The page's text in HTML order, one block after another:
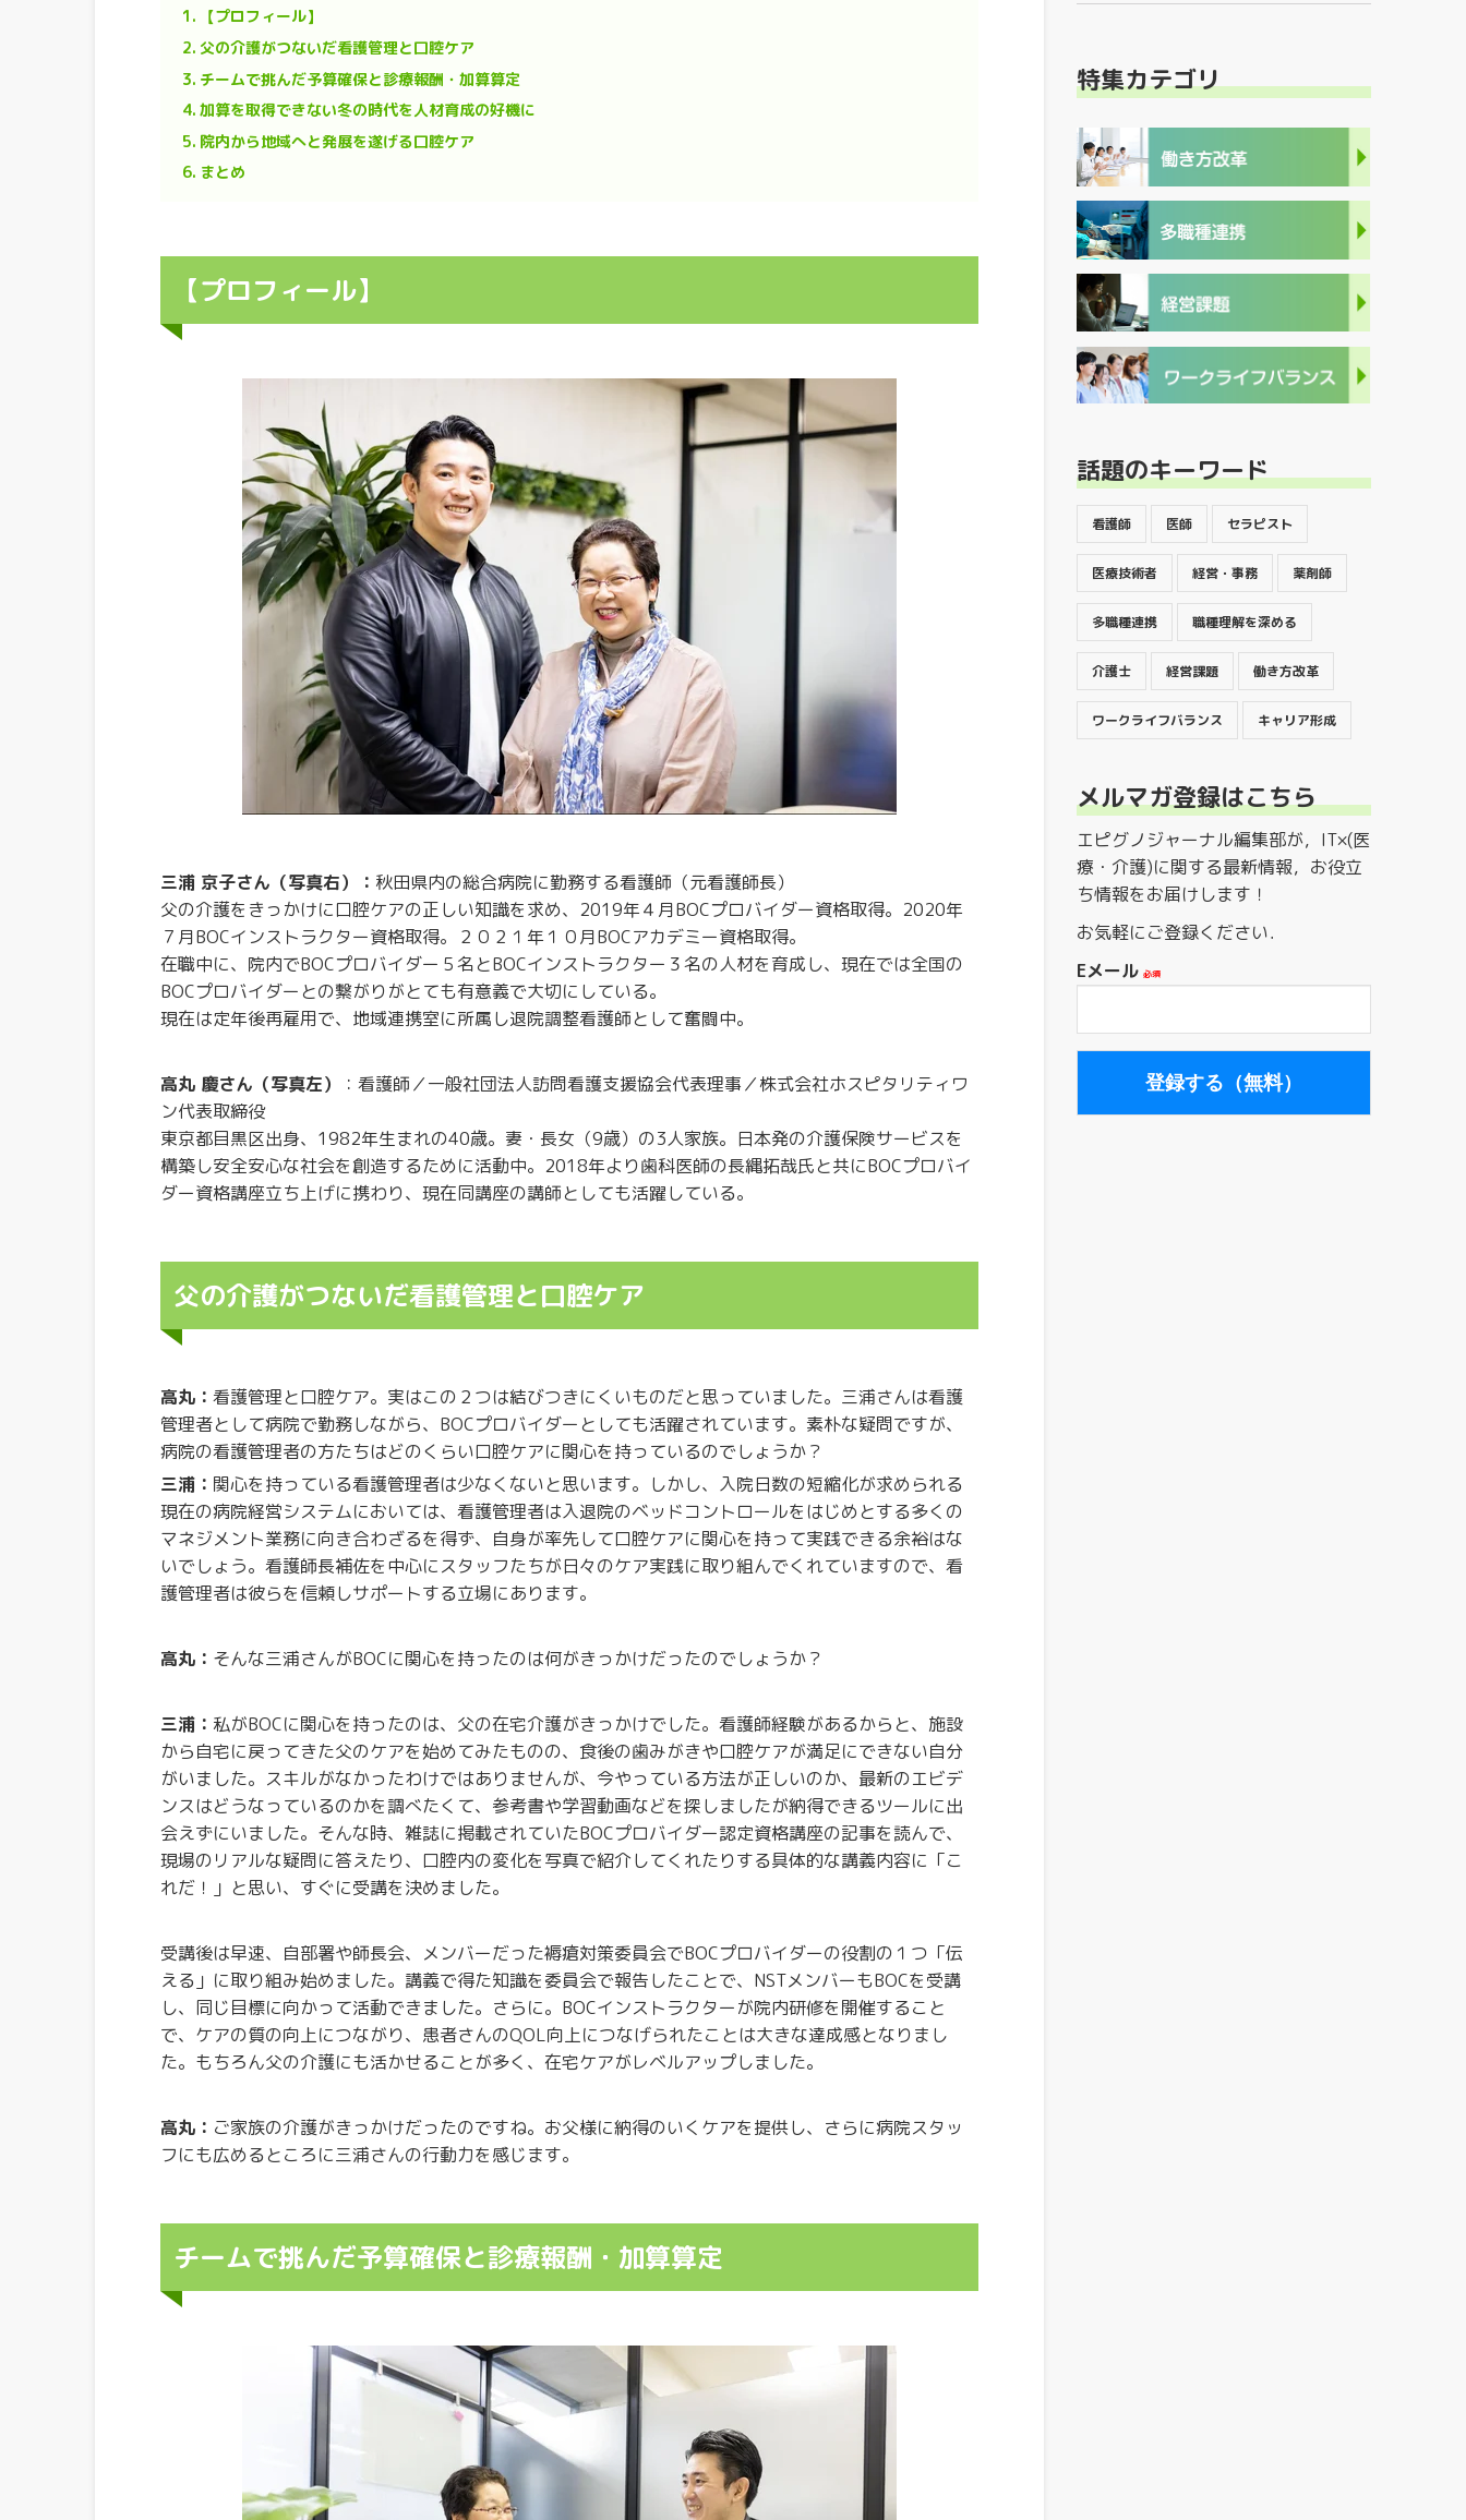
1.
【プロフィール】
2. 父の介護がつないだ看護管理と口腔ケア
3. チームで挑んだ予算確保と診療報酬・加算算定
4. 加算を取得できない冬の時代を人材育成の好機に
5. 院内から地域へと発展を遂げる口腔ケア
6. まとめ
【プロフィール】
三浦 京子さん（写真右）： 秋田県内の総合病院に勤務する看護師（元看護師長）
父の介護をきっかけに口腔ケアの正しい知識を求め、2019年４月BOCプロバイダー資格取得。2020年
７月BOCインストラクター資格取得。２０２１年１０月BOCアカデミー資格取得。
在職中に、院内でBOCプロバイダー５名とBOCインストラクター３名の人材を育成し、現在では全国の
BOCプロバイダーとの繋がりがとても有意義で大切にしている。
現在は定年後再雇用で、地域連携室に所属し退院調整看護師として奮闘中。
高丸 慶さん（写真左）
：看護師／一般社団法人訪問看護支援協会代表理事／株式会社ホスピタリティワ
ン代表取締役
東京都目黒区出身、1982年生まれの40歳。妻・長女（9歳）の3人家族。日本発の介護保険サービスを
構築し安全安心な社会を創造するために活動中。2018年より歯科医師の長縄拓哉氏と共にBOCプロバイ
ダー資格講座立ち上げに携わり、現在同講座の講師としても活躍している。
父の介護がつないだ看護管理と口腔ケア
高丸： 看護管理と口腔ケア。実はこの２つは結びつきにくいものだと思っていました。三浦さんは看護
管理者として病院で勤務しながら、BOCプロバイダーとしても活躍されています。素朴な疑問ですが、
病院の看護管理者の方たちはどのくらい口腔ケアに関心を持っているのでしょうか？
三浦： 関心を持っている看護管理者は少なくないと思います。しかし、入院日数の短縮化が求められる
現在の病院経営システムにおいては、看護管理者は入退院のベッドコントロールをはじめとする多くの
マネジメント業務に向き合わざるを得ず、自身が率先して口腔ケアに関心を持って実践できる余裕はな
いでしょう。看護師長補佐を中心にスタッフたちが日々のケア実践に取り組んでくれていますので、看
護管理者は彼らを信頼しサポートする立場にあります。
高丸： そんな三浦さんがBOCに関心を持ったのは何がきっかけだったのでしょうか？
三浦： 私がBOCに関心を持ったのは、父の在宅介護がきっかけでした。看護師経験があるからと、施設
から自宅に戻ってきた父のケアを始めてみたものの、食後の歯みがきや口腔ケアが満足にできない自分
がいました。スキルがなかったわけではありませんが、今やっている方法が正しいのか、最新のエビデ
ンスはどうなっているのかを調べたくて、参考書や学習動画などを探しましたが納得できるツールに出
会えずにいました。そんな時、雑誌に掲載されていたBOCプロバイダー認定資格講座の記事を読んで、
現場のリアルな疑問に答えたり、口腔内の変化を写真で紹介してくれたりする具体的な講義内容に「こ
れだ！」と思い、すぐに受講を決めました。
受講後は早速、自部署や師長会、メンバーだった褥瘡対策委員会でBOCプロバイダーの役割の１つ「伝
える」に取り組み始めました。講義で得た知識を委員会で報告したことで、NSTメンバーもBOCを受講
し、同じ目標に向かって活動できました。さらに。BOCインストラクターが院内研修を開催すること
で、ケアの質の向上につながり、患者さんのQOL向上につなげられたことは大きな達成感となりまし
た。もちろん父の介護にも活かせることが多く、在宅ケアがレベルアップしました。
高丸： ご家族の介護がきっかけだったのですね。お父様に納得のいくケアを提供し、さらに病院スタッ
フにも広めるところに三浦さんの行動力を感じます。
チームで挑んだ予算確保と診療報酬・加算算定
特集カテゴリ
話題のキーワード
看護師 医師 セラピスト
医療技術者 経営・事務 薬剤師
多職種連携 職種理解を深める
介護士 経営課題 働き方改革
ワークライフバランス キャリア形成
メルマガ登録はこちら
エピグノジャーナル編集部が，IT×(医
療・介護)に関する最新情報，お役立
ち情報をお届けします！
お気軽にご登録ください．
Eメール